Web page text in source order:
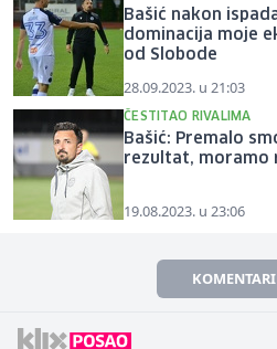
Bašić nakon
dominacija moje
od Slobode
28.09.2023. u 21:03
ČESTITAO RIVALIMA
Bašić: Premalo
rezultat, moramo
19.08.2023. u 23:06